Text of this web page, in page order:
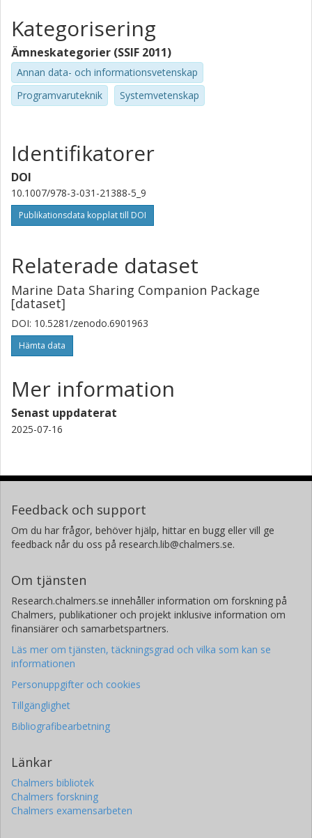
Kategorisering
Ämneskategorier (SSIF 2011)
Annan data- och informationsvetenskap
Programvaruteknik
Systemvetenskap
Identifikatorer
DOI
10.1007/978-3-031-21388-5_9
Publikationsdata kopplat till DOI
Relaterade dataset
Marine Data Sharing Companion Package
[dataset]
DOI: 10.5281/zenodo.6901963
Hämta data
Mer information
Senast uppdaterat
2025-07-16
Feedback och support
Om du har frågor, behöver hjälp, hittar en bugg eller vill ge
feedback når du oss på research.lib@chalmers.se.
Om tjänsten
Research.chalmers.se innehåller information om forskning på
Chalmers, publikationer och projekt inklusive information om
finansiärer och samarbetspartners.
Läs mer om tjänsten, täckningsgrad och vilka som kan se
informationen
Personuppgifter och cookies
Tillgänglighet
Bibliografibearbetning
Länkar
Chalmers bibliotek
Chalmers forskning
Chalmers examensarbeten